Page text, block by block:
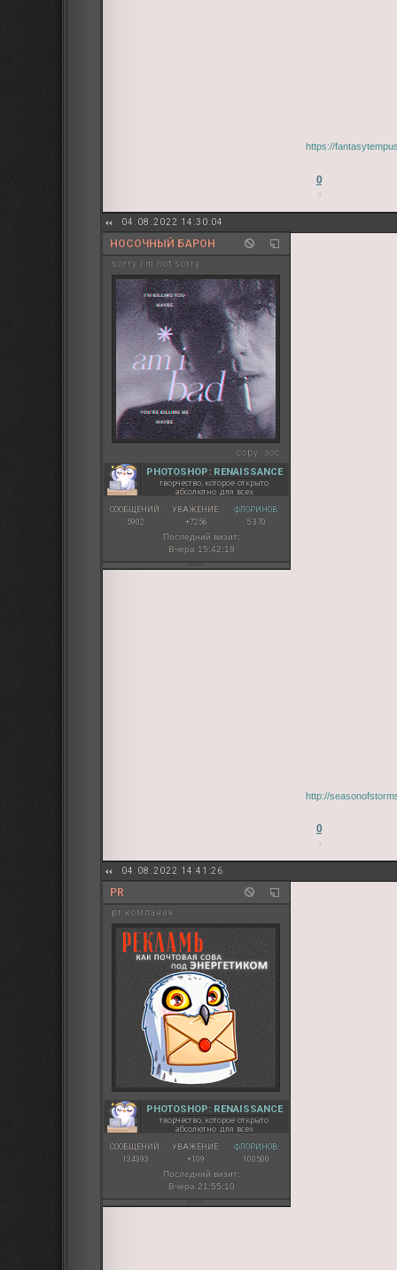
https://
0
04.08.2022 14:30:04
НОСОЧНЫЙ БАРОН
sorry i'm not sorry
copy: эос
PHOTOSHOP: RENAISSANCE
творчество, которое открыто
абсолютно для всех
СООБЩЕНИЙ:
5902
УВАЖЕНИЕ:
+7256
ФЛОРИНОВ:
5 370
Последний визит:
Вчера 15:42:18
http://
0
04.08.2022 14:41:26
PR
pr компания
PHOTOSHOP: RENAISSANCE
творчество, которое открыто
абсолютно для всех
СООБЩЕНИЙ:
134393
УВАЖЕНИЕ:
+109
ФЛОРИНОВ:
100500
Последний визит:
Вчера 21:55:10